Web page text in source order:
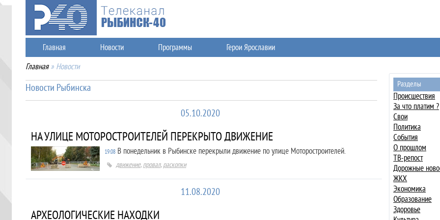
Главная Новости Программы Герои Ярославии
Главная » Новости
Разделы
Происшествия
За что платим ?
Свои
Политика
События
О прошлом
ТВ-репост
Дорожные
ЖКХ
Экономика
Образование
Здоровье
Новости Рыбинска
05.10.2020
НА УЛИЦЕ МОТОРОСТРОИТЕЛЕЙ ПЕРЕКРЫТО ДВИЖЕНИЕ
19:08 В понедельник в Рыбинске перекрыли движение по улице Моторостроителей.
движение, провал, раскопки
11.08.2020
АРХЕОЛОГИЧЕСКИЕ НАХОДКИ